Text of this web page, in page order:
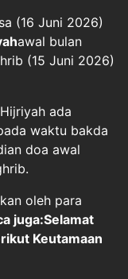
(16 Juni 2026)
awal bulan
(15 Juni 2026)
ada
waktu bakda
doa awal
oleh para
juga:Selamat
Keutamaan